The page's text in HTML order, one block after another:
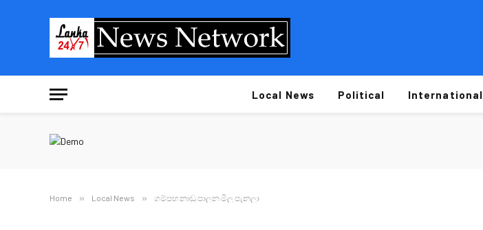
Local News Political International
Home » Local News » ගම්පහ නාඩු පාලන මිල පැනලා